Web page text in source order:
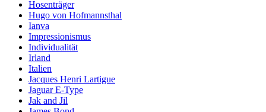
Hosenträger
Hugo von Hofmannsthal
Ianva
Impressionismus
Individualität
Irland
Italien
Jacques Henri Lartigue
Jaguar E-Type
Jak and Jil